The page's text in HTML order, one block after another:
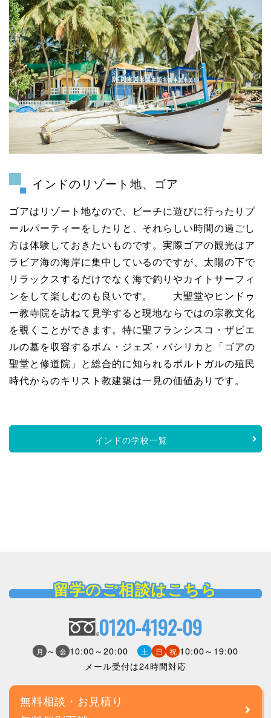
インドのリゾート地、ゴア
ゴアはリゾート地なので、ビーチに遊びに行ったりプ
ールパーティーをしたりと、それらしい時間の過ごし
方は体験しておきたいものです。実際ゴアの観光はア
ラビア海の海岸に集中しているのですが、太陽の下で
リラックスするだけでなく海で釣りやカイトサーフィ
ンをして楽しむのも良いです。 大聖堂やヒンドゥ
ー教寺院を訪ねて見学すると現地ならではの宗教文化
を覗くことができます。特に聖フランシスコ・ザビエ
ルの墓を収容するボム・ジェズ・バシリカと「ゴアの
聖堂と修道院」と総合的に知られるポルトガルの殖民
時代からのキリスト教建築は一見の価値ありです。
インドの学校一覧
留学のご相談はこちら
0120-4192-09
月 ～ 金 10:00～20:00 土 日 祝 10:00～19:00
メール受付は24時間対応
無料相談・お見積り